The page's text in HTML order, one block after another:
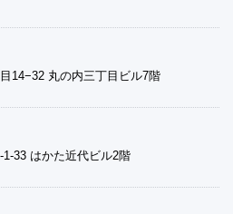
14−32 丸の内三丁目ビル7階
33 はかた近代ビル2階